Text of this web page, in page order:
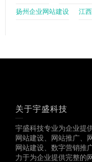
扬州企业网站建设 江
关于宇盛科技
宇盛科技专业为企业提
网站建设、网站推广、
网站建设、数字营销推
力于为企业提供完整的